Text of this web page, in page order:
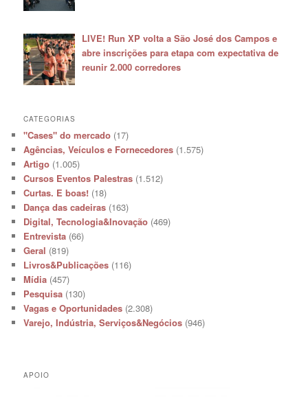
LIVE! Run XP volta a São José dos Campos e
abre inscrições para etapa com expectativa de
reunir 2.000 corredores
CATEGORIAS
"Cases" do mercado (17)
Agências, Veículos e Fornecedores (1.575)
Artigo (1.005)
Cursos Eventos Palestras (1.512)
Curtas. E boas! (18)
Dança das cadeiras (163)
Digital, Tecnologia&Inovação (469)
Entrevista (66)
Geral (819)
Livros&Publicações (116)
Mídia (457)
Pesquisa (130)
Vagas e Oportunidades (2.308)
Varejo, Indústria, Serviços&Negócios (946)
APOIO